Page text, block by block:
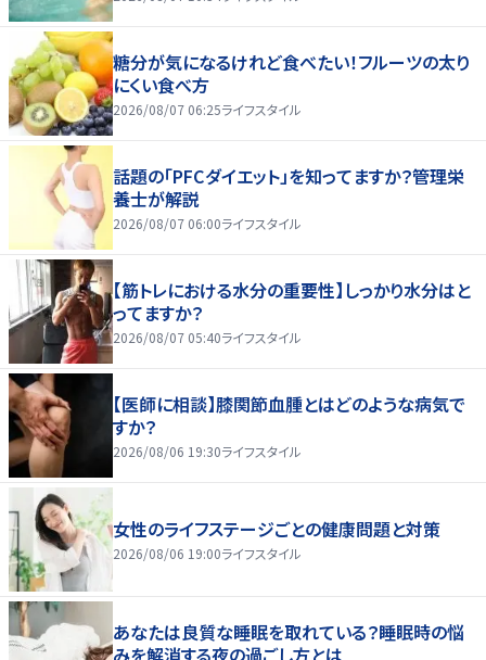
糖分が気になるけれど食べたい！フルーツの太り
にくい食べ方
2026/08/07 06:25ライフスタイル
話題の「PFCダイエット」を知ってますか？管理栄
養士が解説
2026/08/07 06:00ライフスタイル
【筋トレにおける水分の重要性】しっかり水分はと
ってますか？
2026/08/07 05:40ライフスタイル
【医師に相談】膝関節血腫とはどのような病気で
すか？
2026/08/06 19:30ライフスタイル
女性のライフステージごとの健康問題と対策
2026/08/06 19:00ライフスタイル
あなたは良質な睡眠を取れている？睡眠時の悩
みを解消する夜の過ごし方とは